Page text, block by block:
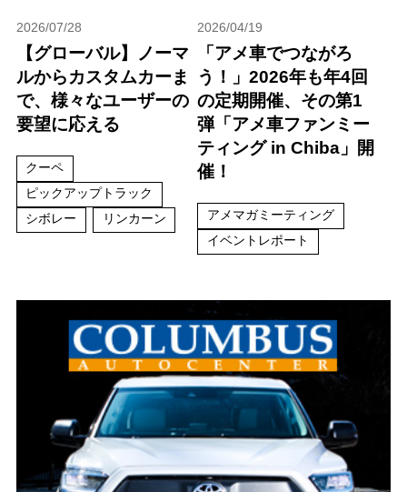
2026/07/28
【グローバル】ノーマ
ルからカスタムカーま
で、様々なユーザーの
要望に応える
クーペ
ピックアップトラック
シボレー
リンカーン
2026/04/19
「アメ車でつながろ
う！」2026年も年4回
の定期開催、その第1
弾「アメ車ファンミー
ティング in Chiba」開
催！
アメマガミーティング
イベントレポート